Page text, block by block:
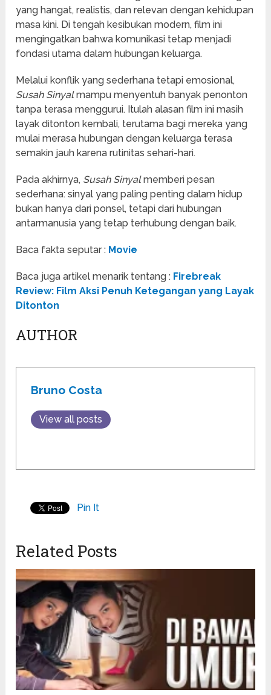
yang hangat, realistis, dan relevan dengan kehidupan
masa kini. Di tengah kesibukan modern, film ini
mengingatkan bahwa komunikasi tetap menjadi
fondasi utama dalam hubungan keluarga.
Melalui konflik yang sederhana tetapi emosional,
Susah Sinyalmampu menyentuh banyak penonton
tanpa terasa menggurui. Itulah alasan film ini masih
layak ditonton kembali, terutama bagi mereka yang
mulai merasa hubungan dengan keluarga terasa
semakin jauh karena rutinitas sehari-hari.
Pada akhirnya, Susah Sinyalmemberi pesan
sederhana: sinyal yang paling penting dalam hidup
bukan hanya dari ponsel, tetapi dari hubungan
antarmanusia yang tetap terhubung dengan baik.
Baca fakta seputar : Movie
Baca juga artikel menarik tentang : Firebreak
Review: Film Aksi Penuh Ketegangan yang Layak
Ditonton
AUTHOR
Bruno Costa
View all posts
Pin It
Related Posts